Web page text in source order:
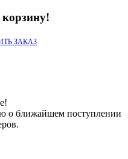
ЗАКАЗ
о ближайшем поступлении